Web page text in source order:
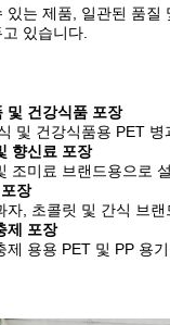
있는 제품, 일관된 품
있습니다.
및 건강식품 포장
및 건강식품용 PET 병
향신료 포장
조미료 브랜드용으로
장
자, 초콜릿 및 간식 브랜
제 포장
제 용용 PET 및 PP 용기